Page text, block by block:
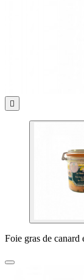

Foie gras de canard